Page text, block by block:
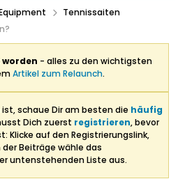
Tennissaiten
- alles zu den wichtigsten
Artikel zum Relaunch.
schaue Dir am besten die häufig
Dich zuerst registrieren, bevor
Klicke auf den Registrierungslink,
Beiträge wähle das
untenstehenden Liste aus.